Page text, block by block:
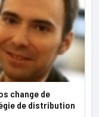
change de
de distribution